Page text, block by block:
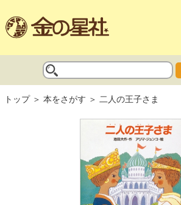
トップ 本をさがす 二人の王子さま